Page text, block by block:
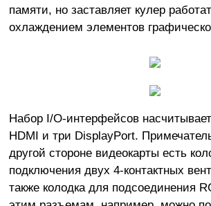
памяти, но заставляет кулер
охлаждением элементов
Набор I/O-интерфейсов
HDMI и три DisplayPort.
другой стороне видеокарты есть
подключения двух 4-контактных
также колодка для подсоединения